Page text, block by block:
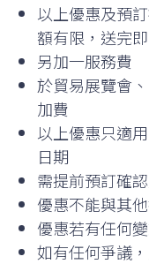
以上優惠及預
額有限，送完
另加一服務費
於貿易展覽會
加費
以上優惠只適
日期
需提前預訂確
優惠不能與其
優惠若有任何
如有任何爭議